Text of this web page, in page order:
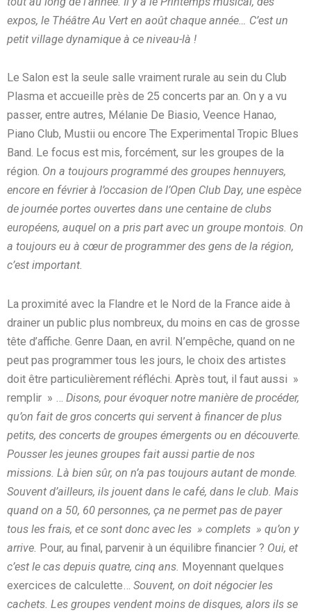
expos, le Théâtre Au Vert en août chaque année… C’est un
petit village dynamique à ce niveau-là !
Le Salon est la seule salle vraiment rurale au sein du Club
Plasma et accueille près de 25 concerts par an. On y a vu
passer, entre autres, Mélanie De Biasio, Veence Hanao,
Piano Club, Mustii ou encore The Experimental Tropic Blues
Band. Le focus est mis, forcément, sur les groupes de la
région. On a toujours programmé des groupes hennuyers,
encore en février à l’occasion de l’Open Club Day, une espèce
de journée portes ouvertes dans une centaine de clubs
européens, auquel on a pris part avec un groupe montois. On
a toujours eu à cœur de programmer des gens de la région,
c’est important.
La proximité avec la Flandre et le Nord de la France aide à
drainer un public plus nombreux, du moins en cas de grosse
tête d’affiche. Genre Daan, en avril. N’empêche, quand on ne
peut pas programmer tous les jours, le choix des artistes
doit être particulièrement réfléchi. Après tout, il faut aussi »
remplir » … Disons, pour évoquer notre manière de procéder,
qu’on fait de gros concerts qui servent à financer de plus
petits, des concerts de groupes émergents ou en découverte.
Pousser les jeunes groupes fait aussi partie de nos
missions. Là bien sûr, on n’a pas toujours autant de monde.
Souvent d’ailleurs, ils jouent dans le café, dans le club. Mais
quand on a 50, 60 personnes, ça ne permet pas de payer
tous les frais, et ce sont donc avec les » complets » qu’on y
arrive. Pour, au final, parvenir à un équilibre financier ? Oui, et
c’est le cas depuis quatre, cinq ans. Moyennant quelques
exercices de calculette… Souvent, on doit négocier les
cachets. Les groupes vendent moins de disques, alors ils se